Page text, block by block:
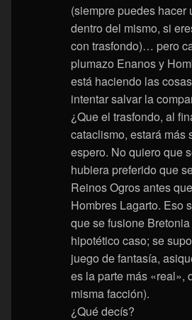
(siempre puedes hacer
dentro del mismo, si
con trasfondo)… pero
plumazo Enanos y
está haciendo las
intentar salvar la
¿Que el trasfondo, al
cataclismo, estará más
espero. No quiero que
hubiera preferido que
Reinos Ogros antes
Hombres Lagarto. Eso
que se fusione
hipotético caso; se
juego de fantasía,
es la parte más «real»,
misma facción).
¿Qué decís?